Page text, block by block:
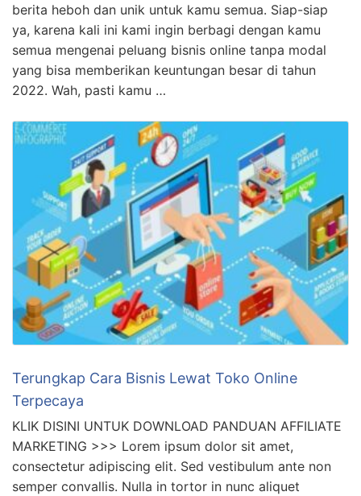
berita heboh dan unik untuk kamu semua. Siap-siap
ya, karena kali ini kami ingin berbagi dengan kamu
semua mengenai peluang bisnis online tanpa modal
yang bisa memberikan keuntungan besar di tahun
2022. Wah, pasti kamu …
Terungkap Cara Bisnis Lewat Toko Online
Terpecaya
KLIK DISINI UNTUK DOWNLOAD PANDUAN AFFILIATE
MARKETING >>> Lorem ipsum dolor sit amet,
consectetur adipiscing elit. Sed vestibulum ante non
semper convallis. Nulla in tortor in nunc aliquet